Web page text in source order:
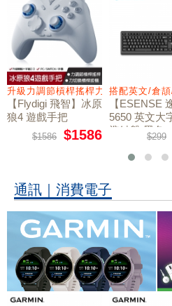
墊
升級力調節槓桿搖桿力切換扳機
【Flydigi 飛智】冰原
狼4 遊戲手把
$1586 $1586
搭配英文/倉
【ESENSE
5650 英文大
準鍵盤 黑色
$299
通訊｜消費電子